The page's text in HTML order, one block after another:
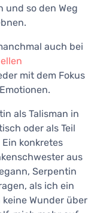
und so den Weg
auch bei
mit dem Fokus
als Talisman in
oder als Teil
konkretes
aus
Serpentin
als ich ein
Wunder über